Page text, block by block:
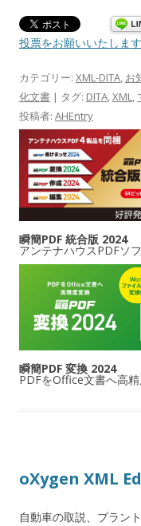
投票をお願いいたします
カテゴリー: XML-DITA, お
化文書 | タグ: DITA,XML,
投稿者: AHEntry
瞬簡PDF 統合版 2024
アンテナハウスPDFソ
瞬簡PDF 変換 2024
PDFをOffice文書へ高
oXygen XML
自動車の取説、プラン